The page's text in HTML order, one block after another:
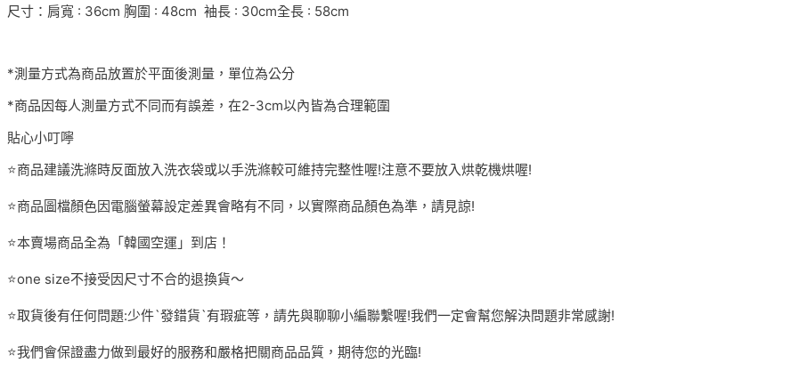
尺寸：肩寬 : 36cm 胸圍 : 48cm 袖長 : 30cm全長 : 58cm
*測量方式為商品放置於平面後測量，單位為公分
*商品因每人測量方式不同而有誤差，在2-3cm以內皆為合理範圍
貼心小叮嚀
⭐️商品建議洗滌時反面放入洗衣袋或以手洗滌較可維持完整性喔!注意不要放入烘乾機烘喔!
⭐️商品圖檔顏色因電腦螢幕設定差異會略有不同，以實際商品顏色為準，請見諒!
⭐️本賣場商品全為「韓國空運」到店！
⭐️one size不接受因尺寸不合的退換貨～
⭐️取貨後有任何問題:少件`發錯貨`有瑕疵等，請先與聊聊小編聯繫喔!我們一定會幫您解決問題非常感謝!
⭐️我們會保證盡力做到最好的服務和嚴格把關商品品質，期待您的光臨!